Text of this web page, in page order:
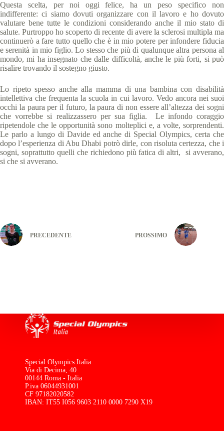
Questa scelta, per noi oggi felice, ha un peso specifico non
indifferente: ci siamo dovuti organizzare con il lavoro e ho dovuto
valutare bene tutte le condizioni considerando anche il mio stato di
salute. Purtroppo ho scoperto di recente di avere la sclerosi multipla ma
continuerò a fare tutto quello che è in mio potere per infondere fiducia
e serenità in mio figlio. Lo stesso che più di qualunque altra persona al
mondo, mi ha insegnato che dalle difficoltà, anche le più forti, si può
risalire trovando il sostegno giusto.
Lo ripeto spesso anche alla mamma di una bambina con disabilità
intellettiva che frequenta la scuola in cui lavoro. Vedo ancora nei suoi
occhi la paura per il futuro, la paura di non essere all’altezza dei sogni
che vorrebbe si realizzassero per sua figlia. Le infondo coraggio
ripetendole che le opportunità sono molteplici e, a volte, sorprendenti.
Le parlo a lungo di Davide ed anche di Special Olympics, certa che
dopo l’esperienza di Abu Dhabi potrò dirle, con risoluta certezza, che i
sogni, soprattutto quelli che richiedono più fatica di altri, si avverano,
si che si avverano.
PRECEDENTE PROSSIMO
Special Olympics Italia
Via di Decima, 40
00144 Roma - Italia
P.iva 06044931001
CF 97182020582
IBAN: IT55 I056 9603 2110 0000 7290 X19